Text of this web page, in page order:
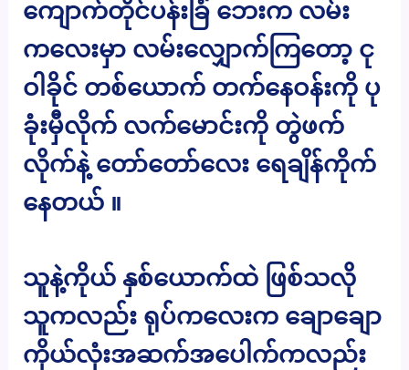
ကျောက်တိုင်ပန်းခြံ ဘေးက လမ်း
ကလေးမှာ လမ်းလျှောက်ကြတော့ ငု
ဝါခိုင် တစ်ယောက် တက်နေဝန်းကို ပု
ခုံးမှီလိုက် လက်မောင်းကို တွဲဖက်
လိုက်နဲ့ တော်တော်လေး ရေချိန်ကိုက်
နေတယ် ။
သူနဲ့ကိုယ် နှစ်ယောက်ထဲ ဖြစ်သလို
သူကလည်း ရုပ်ကလေးက ချောချော
ကိုယ်လုံးအဆက်အပေါက်ကလည်း